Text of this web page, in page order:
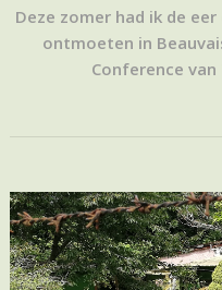
Deze zomer had ik de
ontmoeten in
Conference